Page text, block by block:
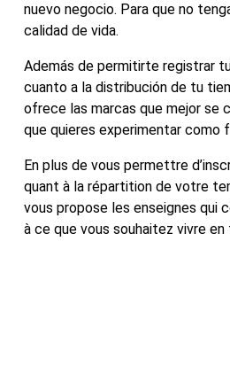
nuevo negocio. Para que no
calidad de vida.
Además de permitirte registrar
cuanto a la distribución de tu
ofrece las marcas que mejor se
que quieres experimentar como
En plus de vous permettre
quant à la répartition de votre
vous propose les enseignes qui
à ce que vous souhaitez vivre